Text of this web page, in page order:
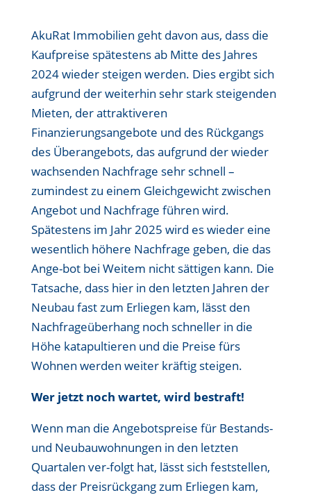
AkuRat Immobilien geht davon aus, dass die
Kaufpreise spätestens ab Mitte des Jahres
2024 wieder steigen werden. Dies ergibt sich
aufgrund der weiterhin sehr stark steigenden
Mieten, der attraktiveren
Finanzierungsangebote und des Rückgangs
des Überangebots, das aufgrund der wieder
wachsenden Nachfrage sehr schnell –
zumindest zu einem Gleichgewicht zwischen
Angebot und Nachfrage führen wird.
Spätestens im Jahr 2025 wird es wieder eine
wesentlich höhere Nachfrage geben, die das
Ange-bot bei Weitem nicht sättigen kann. Die
Tatsache, dass hier in den letzten Jahren der
Neubau fast zum Erliegen kam, lässt den
Nachfrageüberhang noch schneller in die
Höhe katapultieren und die Preise fürs
Wohnen werden weiter kräftig steigen.
Wer jetzt noch wartet, wird bestraft!
Wenn man die Angebotspreise für Bestands-
und Neubauwohnungen in den letzten
Quartalen ver-folgt hat, lässt sich feststellen,
dass der Preisrückgang zum Erliegen kam,